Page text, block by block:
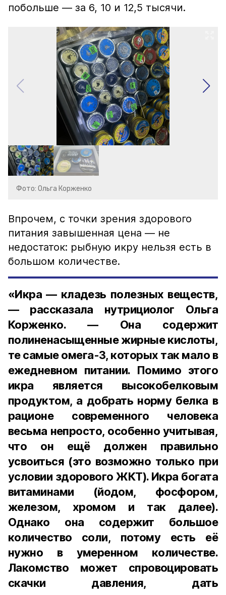
побольше — за 6, 10 и 12,5 тысячи.
Фото: Ольга Корженко
Впрочем, с точки зрения здорового
питания завышенная цена — не
недостаток: рыбную икру нельзя есть в
большом количестве.
«Икра — кладезь полезных веществ,
— рассказала нутрициолог Ольга
Корженко. — Она содержит
полиненасыщенные жирные кислоты,
те самые омега-3, которых так мало в
ежедневном питании. Помимо этого
икра является высокобелковым
продуктом, а добрать норму белка в
рационе современного человека
весьма непросто, особенно учитывая,
что он ещё должен правильно
усвоиться (это возможно только при
условии здорового ЖКТ). Икра богата
витаминами (йодом, фосфором,
железом, хромом и так далее).
Однако она содержит большое
количество соли, потому есть её
нужно в умеренном количестве.
Лакомство может спровоцировать
скачки давления, дать